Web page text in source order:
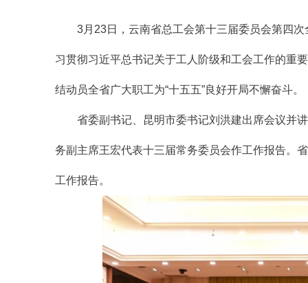
3月23日，云南省总工会第十三届委员会第四
习贯彻习近平总书记关于工人阶级和工会工作的重
结动员全省广大职工为“十五五”良好开局不懈奋斗。
省委副书记、昆明市委书记刘洪建出席会议并
务副主席王宏代表十三届常务委员会作工作报告。
工作报告。